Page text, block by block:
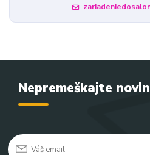
Nepremeškajte